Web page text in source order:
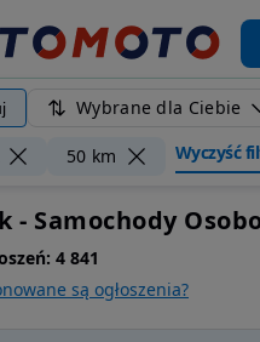
Wybrane dla Ciebie
50 km Wyczyść
- Samochody
4 841
są ogłoszenia?